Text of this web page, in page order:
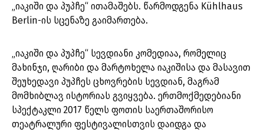
„იაკიში და პუპჩე“ ითამაშებს. წარმოდგენა Kühlhaus
Berlin-ის სცენაზე გაიმართება.
„იაკიში და პუპჩე“ სევდიანი კომედიაა, რომელიც
მახინჯი, ღარიბი და მარტოხელა იაკიშისა და მასავით
შეუხედავი პუპჩეს ცხოვრების სევდიან, მაგრამ
მომხიბლავ ისტორიას გვიყვება. ერთმოქმედებიანი
სპექტაკლი 2017 წელს ფოთის საერთაშორისო
თეატრალური ფესტივალისთვის დაიდგა და